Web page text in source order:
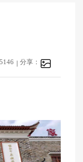
分享：